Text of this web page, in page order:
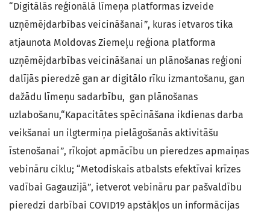
“Digitālās reģionālā līmeņa platformas izveide
uzņēmējdarbības veicināšanai”, kuras ietvaros tika
atjaunota Moldovas Ziemeļu reģiona platforma
uzņēmējdarbības veicināšanai un plānošanas reģioni
dalījās pieredzē gan ar digitālo rīku izmantošanu, gan
dažādu līmeņu sadarbību, gan plānošanas
uzlabošanu,“Kapacitātes spēcināšana ikdienas darba
veikšanai un ilgtermiņa pielāgošanās aktivitāšu
īstenošanai”, rīkojot apmācību un pieredzes apmaiņas
vebināru ciklu; “Metodiskais atbalsts efektīvai krīzes
vadībai Gagauzijā”, ietverot vebināru par pašvaldību
pieredzi darbībai COVID19 apstākļos un informācijas